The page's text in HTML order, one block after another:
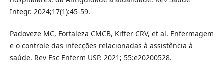
Integr. 2024;17(1):45-59.
Padoveze MC, Fortaleza CMCB, Kiffer CRV, et al. Enfermagem
e o controle das infecções relacionadas à assistência à
saúde. Rev Esc Enferm USP. 2021; 55:e20200528.